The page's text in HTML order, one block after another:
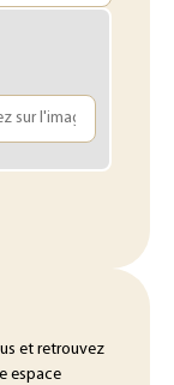
et retrouvez
espace